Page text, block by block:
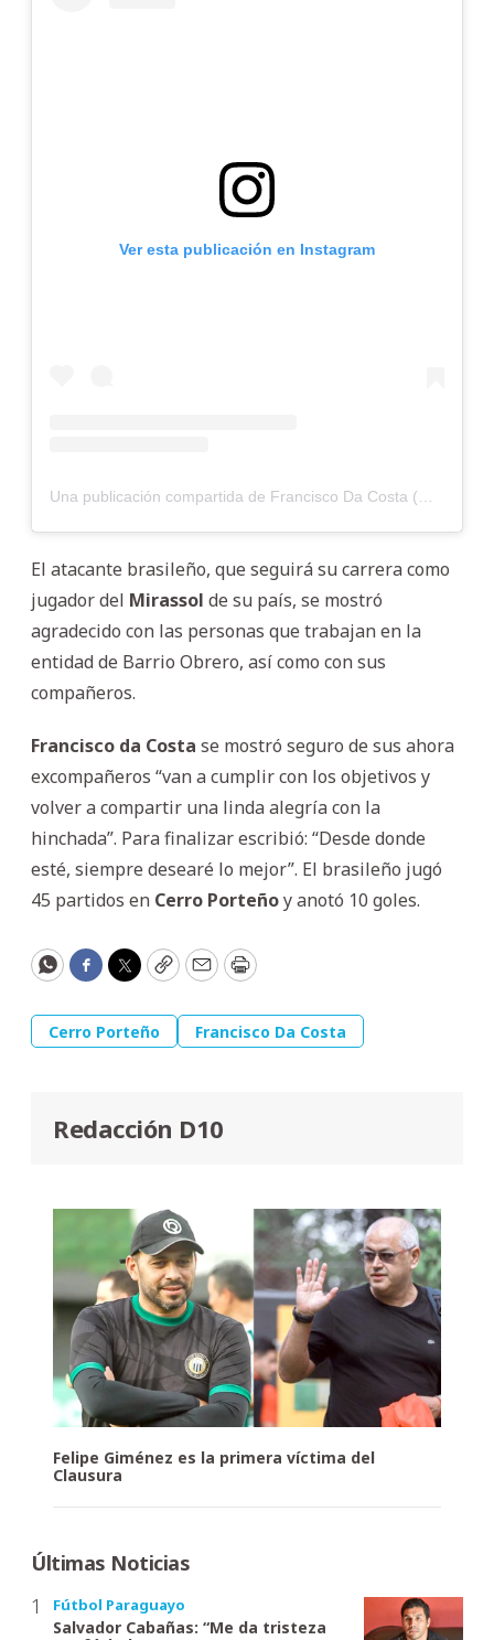
Ver esta publicación en Instagram
El atacante brasileño, que seguirá su carrera como
jugador del Mirassol de su país, se mostró
agradecido con las personas que trabajan en la
entidad de Barrio Obrero, así como con sus
compañeros.
Francisco da Costa se mostró seguro de sus ahora
excompañeros “van a cumplir con los objetivos y
volver a compartir una linda alegría con la
hinchada”. Para finalizar escribió: “Desde donde
esté, siempre desearé lo mejor”. El brasileño jugó
45 partidos en Cerro Porteñoy anotó 10 goles.
WhatsApp
Facebook
Twitter
CopyEmailPrint
Cerro Porteño Francisco Da Costa
Redacción D10
Felipe Giménez es la primera víctima del
Clausura
Últimas Noticias
Fútbol Paraguayo
Salvador Cabañas: “Me da tristeza